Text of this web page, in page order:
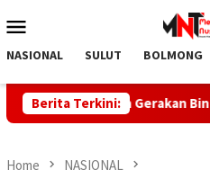
to
Menu
NASIONAL SULUT BOLMONG
Berita Terkini:Gerakan Bintauna
Home NASIONAL